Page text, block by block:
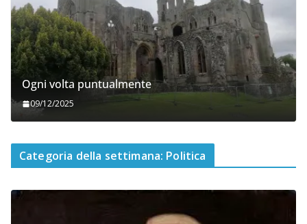
Ogni volta puntualmente
09/12/2025
Categoria della settimana: Politica